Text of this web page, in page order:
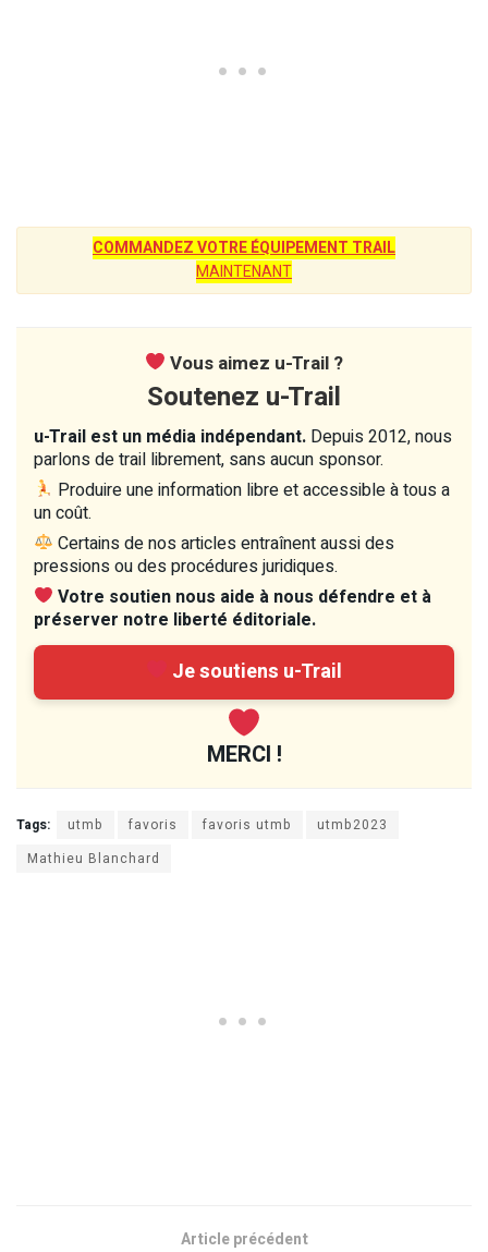
COMMANDEZ VOTRE ÉQUIPEMENT TRAIL
MAINTENANT
Vous aimez u-Trail ?
Soutenez u-Trail
u-Trail est un média indépendant. Depuis 2012, nous
parlons de trail librement, sans aucun sponsor.
Produire une information libre et accessible à tous a
un coût.
Certains de nos articles entraînent aussi des
pressions ou des procédures juridiques.
Votre soutien nous aide à nous défendre et à
préserver notre liberté éditoriale.
Je soutiens u-Trail
MERCI !
Tags: utmb favoris favoris utmb
utmb2023
Mathieu Blanchard
Article précédent